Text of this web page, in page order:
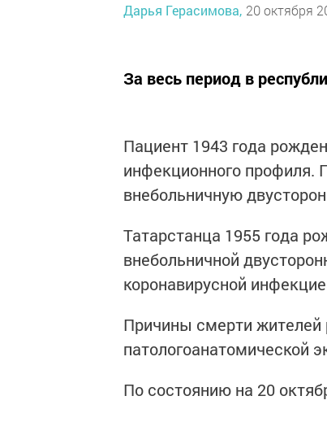
Дарья Герасимова, 20 октября
За весь период в
Пациент 1943 года
инфекционного профиля.
внебольничную
Татарстанца 1955 года
внебольничной
коронавирусной
Причины смерти жителей
патологоанатомической
По состоянию на 20